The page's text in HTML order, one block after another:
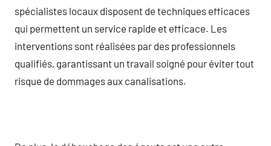
spécialistes locaux disposent de techniques efficaces
qui permettent un service rapide et efficace. Les
interventions sont réalisées par des professionnels
qualifiés, garantissant un travail soigné pour éviter tout
risque de dommages aux canalisations.